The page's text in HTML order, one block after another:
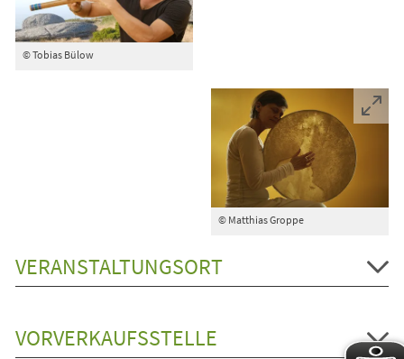
© Tobias Bülow
© Matthias Groppe
VERANSTALTUNGSORT
VORVERKAUFSSTELLE